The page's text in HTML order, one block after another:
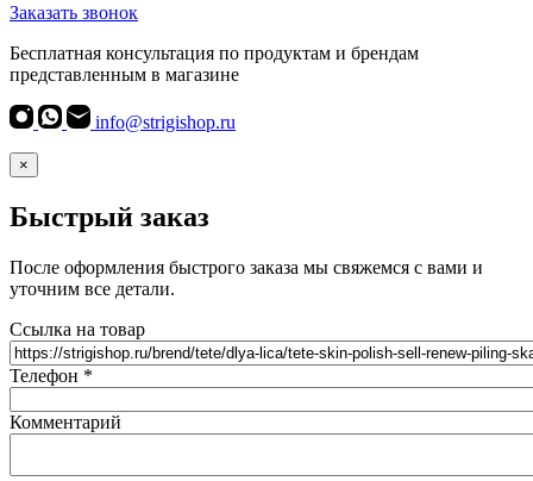
Заказать звонок
Бесплатная консультация по продуктам и брендам
представленным в магазине
info@strigishop.ru
×
Быстрый заказ
После оформления быстрого заказа мы свяжемся с вами и
уточним все детали.
Ссылка на товар
Телефон *
Комментарий